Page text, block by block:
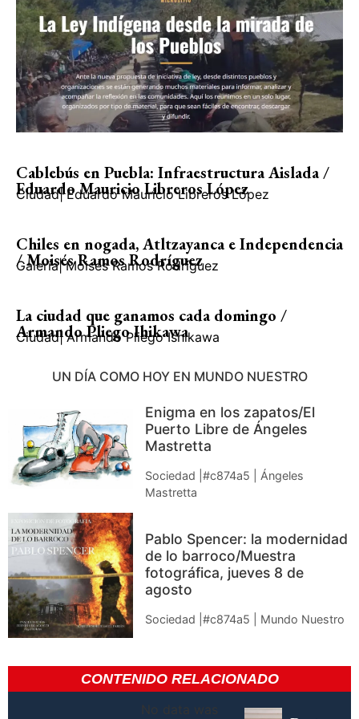
Cablebús en Puebla: Infraestructura Aislada /
Eduardo Mauricio Libreros López
Ciudad| Eduardo Mauricio Libreros López
Chiles en nogada, Atltzayanca e Independencia
/ Moisés Ramos Rodríguez
Galería| Moisés Ramos Rodríguez
La ciudad que ganamos cada domingo /
Armando Pliego Ihikawa
Ciudad| Armando Pliego Ishikawa
UN DÍA COMO HOY EN MUNDO NUESTRO
Enigma en los zapatos/El
Puerto Libre de Ángeles
Mastretta
Sociedad |#c874a5 | Ángeles
Mastretta
Pablo Spencer: la modernidad
de lo barroco/Muestra
fotográfica, jueves 8 de
agosto
Sociedad |#c874a5 | Mundo Nuestro
CONTENIDO RELACIONADO
No data was